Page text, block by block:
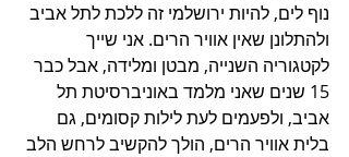
נוף לים, להיות ירושלמי זה ללכת לתל אביב
ולהתלונן שאין אוויר הרים. אני שייך
לקטגוריה השנייה, מבטן ומלידה, אבל כבר
15 שנים שאני מלמד באוניברסיטת תל
אביב, ולפעמים לעת לילות קסומים, גם
בלית אוויר הרים, הולך להקשיב לרחש הלב